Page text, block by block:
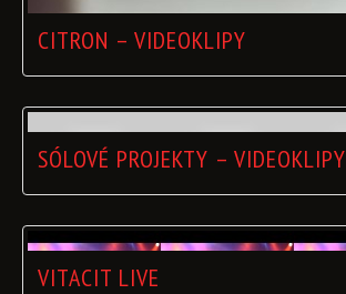
CITRON – VIDEOKLIPY
SÓLOVÉ PROJEKTY – VIDEOKLIPY
VITACIT LIVE